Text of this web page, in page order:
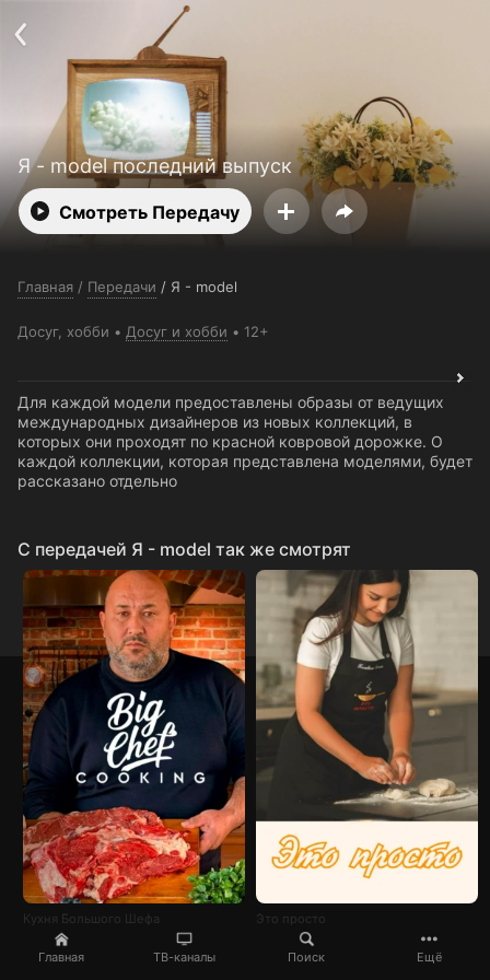
Главная ТВ-каналы Поиск Ещё
Я - model последний выпуск
Смотреть Передачу
Главная / Передачи / Я - model
Досуг, хобби Досуг и хобби 12+
Для каждой модели предоставлены образы от ведущих
международных дизайнеров из новых коллекций, в
которых они проходят по красной ковровой дорожке. О
каждой коллекции, которая представлена моделями, будет
рассказано отдельно
C передачей Я - model так же смотрят
Кухня Большого Шефа Это просто
О сервисе
Пользовательское соглашение
Политика конфиденциальности
Открыть приложение
Ввести промокод
Установить на ТВ
Бесплатные каналы Контакты